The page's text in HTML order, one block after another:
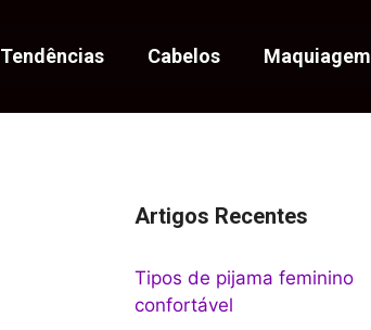
Tendências Cabelos Maquiagem
Artigos Recentes
Tipos de pijama feminino
confortável